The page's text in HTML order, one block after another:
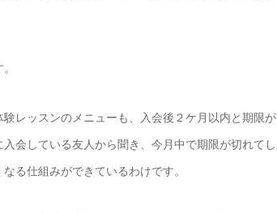
レッスンのメニューも、入会後２ケ月以内と期限が
会している友人から聞き、今月中で期限が切れてし
る仕組みができているわけです。